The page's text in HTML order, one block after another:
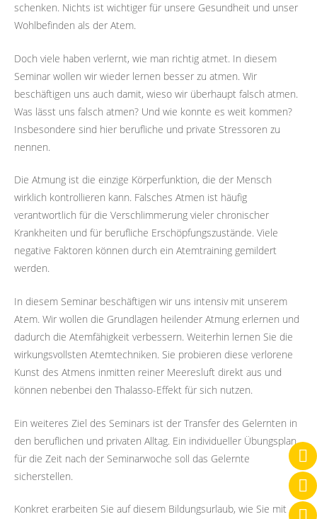
schenken. Nichts ist wichtiger für unsere Gesundheit und unser
Wohlbefinden als der Atem.
Doch viele haben verlernt, wie man richtig atmet. In diesem
Seminar wollen wir wieder lernen besser zu atmen. Wir
beschäftigen uns auch damit, wieso wir überhaupt falsch atmen.
Was lässt uns falsch atmen? Und wie konnte es weit kommen?
Insbesondere sind hier berufliche und private Stressoren zu
nennen.
Die Atmung ist die einzige Körperfunktion, die der Mensch
wirklich kontrollieren kann. Falsches Atmen ist häufig
verantwortlich für die Verschlimmerung vieler chronischer
Krankheiten und für berufliche Erschöpfungszustände. Viele
negative Faktoren können durch ein Atemtraining gemildert
werden.
In diesem Seminar beschäftigen wir uns intensiv mit unserem
Atem. Wir wollen die Grundlagen heilender Atmung erlernen und
dadurch die Atemfähigkeit verbessern. Weiterhin lernen Sie die
wirkungsvollsten Atemtechniken. Sie probieren diese verlorene
Kunst des Atmens inmitten reiner Meeresluft direkt aus und
können nebenbei den Thalasso-Effekt für sich nutzen.
Ein weiteres Ziel des Seminars ist der Transfer des Gelernten in
den beruflichen und privaten Alltag. Ein individueller Übungsplan
für die Zeit nach der Seminarwoche soll das Gelernte
sicherstellen.
Konkret erarbeiten Sie auf diesem Bildungsurlaub, wie Sie mit